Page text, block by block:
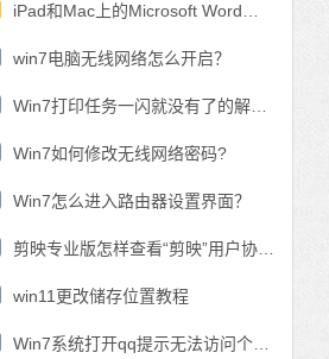
win7电脑无线网络怎么开启？
Win7如何修改无线网络密码?
Win7怎么进入路由器设置界面？
win11更改储存位置教程